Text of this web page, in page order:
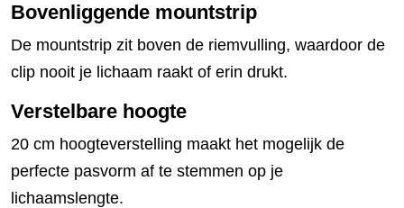
Bovenliggende mountstrip
De mountstrip zit boven de riemvulling, waardoor de
clip nooit je lichaam raakt of erin drukt.
Verstelbare hoogte
20 cm hoogteverstelling maakt het mogelijk de
perfecte pasvorm af te stemmen op je
lichaamslengte.